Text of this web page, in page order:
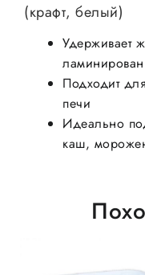
(крафт, белый)
Удерживает
ламинирован
Подходит
печи
Идеально
каш,